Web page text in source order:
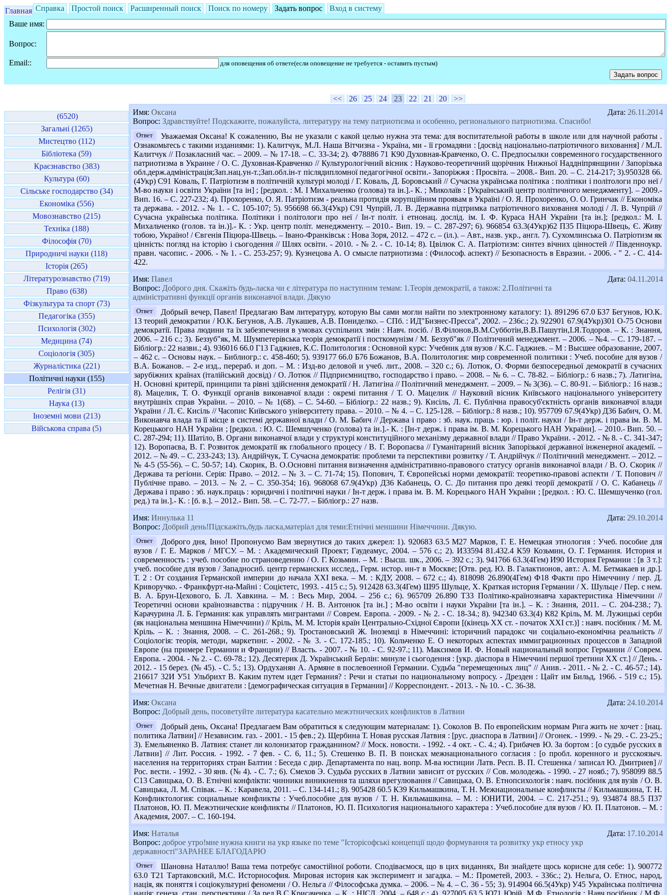
Главная Справка Простой поиск Расширенный поиск Поиск по номеру Задать вопрос
Вход в систему
Ваше имя:
Вопрос:
Email:: для оповещения об ответе(если оповещение не требуется - оставить пустым)
(6520)
Загальні (1265)
Мистецтво (112)
Бібліотека (59)
Краєзнавство (383)
Культура (60)
Сільське господарство (34)
Економіка (556)
Мовознавство (215)
Техніка (188)
Філософія (70)
Природничі науки (118)
Історія (265)
Літературознавство (719)
Право (638)
Фізкультура та спорт (73)
Педагогіка (355)
Психологія (302)
Медицина (74)
Соціологія (305)
Журналістика (221)
Політичні науки (155)
Релігія (31)
Наука (13)
Іноземні мови (213)
Військова справа (5)
<< 26 25 24 23 22 21 20
>>
Дата: 26.11.2014
Имя: Оксана
Вопрос: Здравствуйте! Подскажите, пожалуйста, литературу на тему патриотизма и особенно, регионального патриотизма. Спасибо!
Ответ
Уважаемая Оксана! К сожалению, Вы не указали с какой целью нужна эта тема: для воспитательной работы в школе или для научной работы .
Ознакомьтесь с такими изданиями: 1). Калитчук, М.Л. Наша Вітчизна - Україна, ми - її громадяни : [досвід національно-патріотичного виховання] / М.Л.
Калитчук // Позакласний час. – 2009. – № 17-18. – С. 33-34; 2). Ф78886 71 К90 Духовная-Кравченко, О. С. Предпосылки современного государственного
патриотизма в Украине / О. С. Духовная-Кравченко // Культурологічний вісник : Науково-теоретичний щорічник Нижньої Наддніпрянщини / Запорізька
обл.держ.адміністрація;Зап.нац.ун-т.;Зап.обл.ін-т післядипломної педагогічної освіти.- Запоріжжя : Просвіта. – 2008.- Вип. 20. – С. 214-217; 3).950328 66.
(4Укр) С91 Коваль, Г. Патріотизм в політичній культурі молоді / Г. Коваль, Д. Боровський // Сучасна українська політика : політики і політологи про неї /
М-во науки і освіти України [та ін] ; [редкол. : М. І Михальченко (голова) та ін.].- К. ; Миколаїв : [Український центр політичного менеджменту]. – 2009.-
Вип. 16. – С. 227-232; 4). Прохоренко, О. Я. Патріотизм - реальна протидія корупційним проявам в Україні / О. Я. Прохоренко, О. О. Гринчак // Економіка
та держава. - 2012. - № 1. - С. 105-107; 5). 956698 66.3(4Укр) С91 Чупрій, Л. В. Державна підтримка патріотичного виховання молоді / Л. В. Чупрій //
Сучасна українська політика. Політики і політологи про неї / Ін-т політ. і етнонац. дослід. ім. І. Ф. Кураса НАН України [та ін.]; [редкол.: М. І.
Михальченко (голов. та ін.)].- К. : Укр. центр політ. менеджменту. – 2010.- Вип. 19. – С. 287-297; 6). 966854 63.3(4Укр)62 П35 Піцюра-Швець, Є. Живу
тобою, Україно! / Євгенія Піцюра-Швець. – Івано-Франківськ : Нова Зоря, 2012. – 472 с. – (іл.). – Авт., назв. укр., англ. 7). Сухомлинська О. Патріотизм як
цінність: погляд на історію і сьогодення // Шлях освіти. - 2010. - № 2. - С. 10-14; 8). Цвілюк С. А. Патріотизм: синтез вічних цінностей // Південноукр.
правн. часопис. - 2006. - № 1. - С. 253-257; 9). Кузнецова А. О смысле патриотизма : (Философ. аспект) // Безопасность в Евразии. - 2006. - " 2. - С. 414-
422.
Дата: 04.11.2014
Имя: Павел
Вопрос: Доброго дня. Скажіть будь-ласка чи є література по наступним темам: 1.Теорія демократії, а також: 2.Політичні та
адміністративні функції органів виконавчої влади. Дякую
Ответ
Добрый вечер, Павел! Предлагаю Вам литературу, которую Вы сами могли найти по электронному каталогу: 1). 891296 67.0 Б37 Бегунов, Ю.К.
13 теорий демократии / Ю.К. Бегунов, А.В. Лукашев, А.В. Пониделко. – СПб. : ИД"Бизнес-Пресса", 2002. – 236с.; 2). 922901 67.9(4Укр)301 О-75 Основи
демократії. Права людини та їх забезпечення в умовах суспільних змін : Навч. посіб. / В.Філонов,В.М.Субботін,В.В.Пашутін,І.Я.Тодоров. – К. : Знання,
2006. – 216 с.; 3). Беззуб"як, М. Шумпетерівська теорія демократії і посткомунізм / М. Беззуб"як // Політичний менеджмент. – 2006. – №4. – С. 179-187. –
Бібліогр.: 22 назви.; 4). 936016 66.0 Г13 Гаджиев, К.С. Политология : Основной курс: Учебник для вузов / К.С. Гаджиев. – М : Высшее образование, 2007.
– 462 с. – Основы наук. – Библиогр.: с. 458-460; 5). 939177 66.0 Б76 Божанов, В.А. Политология: мир современной политики : Учеб. пособие для вузов /
В.А. Божанов. – 2-е изд., перераб. и доп. – М. : Изд-во деловой и учеб. лит., 2008. – 320 с.; 6). Лотюк, О. Форми безпосередньої демократії в сучасних
зарубіжних країнах (італійський досвід) / О. Лотюк // Підприємництво, господарство і право. – 2008. – № 6. – С. 78-82. – Бібліогр.: 6 назв.; 7). Латигіна,
Н. Основні критерії, принципи та рівні здійснення демократїї / Н. Латигіна // Політичний менеджмент. – 2009. – № 3(36). – С. 80-91. – Бібліогр.: 16 назв.;
8). Мацелик, Т. О. Функції органів виконавчої влади : окремі питання / Т. О. Мацелик // Науковий вісник Київського національного університету
внутрішніх справ України. – 2010. – № 1(68). – С. 54-60. – Бібліогр.: 22 назв.; 9). Кисіль, Л. Є. Публічна правосуб'єктність органів виконавчої влади
України / Л. Є. Кисіль // Часопис Київського університету права. – 2010. – № 4. – С. 125-128. – Бібліогр.: 8 назв.; 10). 957709 67.9(4Укр) Д36 Бабич, О. М.
Виконавча влада та її місце в системі державної влади / О. М. Бабич // Держава і право : зб. наук. праць : юр. і політ. науки / Ін-т держ. і права ім. В. М.
Корецького НАН України ; [редкол. : Ю. С. Шемшученко (голова) та ін.].- К. : [Ін-т держ. і права ім. В. М. Корецького НАН України]. – 2010.- Вип. 50. –
С. 287-294; 11). Шатіло, В. Органи виконавчої влади у структурі конституційного механізму державної влади // Право України. - 2012. - № 8. - С. 341-347;
12). Воропаєва, В. Г. Розвиток демократії як глобального процесу / В. Г. Воропаєва // Гуманітарний вісник Запорізької державної інженерної академії. –
2012. – № 49. – С. 233-243; 13). Андрійчук, Т. Сучасна демократія: проблеми та перспективи розвитку / Т. Андрійчук // Політичний менеджмент. – 2012. –
№ 4-5 (55-56). – С. 50-57; 14). Скорик, В. О.Основні питання визначення адміністративно-правового статусу органів виконавчої влади / В. О. Скорик //
Держава та регіони. Серія: Право. – 2012. – № 3. – С. 71-74; 15). Попович, Т. Європейські норми демократії: теоретико-правові аспекти / Т. Попович //
Публічне право. – 2013. – № 2. – С. 350-354; 16). 968068 67.9(4Укр) Д36 Кабанець, О. С. До питання про деякі теорії демократії / О. С. Кабанець //
Держава і право : зб. наук.праць : юридичні і політичні науки / Ін-т держ. і права ім. В. М. Корецького НАН України ; [редкол. : Ю. С. Шемшученко (гол.
ред.) та ін.].- К. : [б. в.]. – 2012.- Вип. 58. – С. 72-77. – Бібліогр.: 27 назв.
Дата: 29.10.2014
Имя: Иннулька 11
Вопрос: Добрий день!Підскажіть,будь ласка,матеріал для теми:Етнічні меншини Німеччини. Дякую.
Ответ
Доброго дня, Інно! Пропонуємо Вам звернутися до таких джерел: 1). 920683 63.5 М27 Марков, Г. Е. Немецкая этнология : Учеб. пособие для
вузов / Г. Е. Марков / МГСУ. – М. : Академический Проект; Гаудеамус, 2004. – 576 с.; 2). И33594 81.432.4 К59 Козьмин, О. Г. Германия. История и
современность : учеб. пособие по страноведению / О. Г. Козьмин. – М. : Высш. шк., 2006. – 392 с.; 3). 941766 63.3(4Гем) И90 История Германии : [в 3 т.]:
учеб. пособие для вузов / Западносиб. центр германских исслед., Герм. истор. ин-т в Москве; [Отв. ред. Ю. В. Галактионов, авт.: А. М. Бетмакаев и др.].
Т. 2 : От создания Германской империи до начала XXI века. – М. : КДУ, 2008. – 672 с.; 4). 818098 26.890(4Гем) Ф18 Факти про Німеччину / пер. Д.
Криворучко. - Франкфурт-на-Майні : Соцієтетс, 1993. - 415 с.; 5). 912428 63.3(4Гем) Ш95 Шульце, Х. Краткая история Германии / Х. Шульце / Пер. с нем.
В. А. Брун-Цехового, Б. Л. Хавкина. – М. : Весь Мир, 2004. – 256 с.; 6). 965709 26.890 Т33 Політико-країнознавча характеристика Німеччини //
Теоретичні основи країнознавства : підручник / Н. В. Антонюк [та ін.] ; М-во освіти і науки України [та ін.]. – К. : Знання, 2011. – С. 204-238.; 7).
Карачурина Л. Б. Германия: как управлять мигрантами // Соврем. Европа. - 2009. - № 2. - С. 18-34.; 8). 942340 63.3(4) К82 Кріль, М. М. Лужицькі серби
(як національна меншина Німеччини) // Кріль, М. М. Історія країн Центрально-Східної Європи [(кінець ХХ ст. - початок ХХІ ст.)] : навч. посібник / М. М.
Кріль. – К. : Знання, 2008. – С. 261-268.; 9). Тростановський Ж. Іноземці в Німеччині: історичний парадокс чи соціально-економічна реальність //
Соціологія: теорія, методи, маркетинг. - 2002. - № 3. - С. 172-185.; 10). Кольченко Е. О некоторых аспектах иммиграционных процессов в Западной
Европе (на примере Германии и Франции) // Власть. - 2007. - № 10. - С. 92-97.; 11). Максимов И. Ф. Новый национальный вопрос Германии // Соврем.
Европа. - 2004. - № 2. - С. 69-78.; 12). Десятерик Д. Український Берлін: минуле і сьогодення : [укр. діаспора в Німеччині першої третини ХХ ст.] // День. -
2012. - 15 берез. (№ 45). - С. 5.; 13). Ордуханян А. Армяне в послевоенной Германии. Судьба "перемещенных лиц" // Анив. - 2011. - № 2. - С. 46-57.; 14).
216617 32И У51 Ульбрихт В. Каким путем идет Германия? : Речи и статьи по национальному вопросу. - Дрезден : Цайт им Бильд, 1966. - 519 с.; 15).
Мечетная Н. Вечные двигатели : [демографическая ситуация в Германии] // Корреспондент. - 2013. - № 10. - С. 36-38.
Дата: 24.10.2014
Имя: Оксана
Вопрос: Добрый день, посоветуйте литература касательно межэтнических конфликтов в Латвии
Ответ
Добрый день, Оксана! Предлагаем Вам обратиться к следующим материалам: 1). Соколов В. По европейским нормам Рига жить не хочет : [нац.
политика Латвии] // Независим. газ. - 2001. - 15 фев.; 2). Щербина Т. Новая русская Латвия : [рус. диаспора в Латвии] // Огонек. - 1999. - № 29. - С. 23-25.;
3). Емельяненко В. Латвия: станет ли колонизатор гражданином? // Моск. новости. - 1992. - 4 окт. - С. 4.; 4). Грибачев Ю. За бортом : [о судьбе русских в
Латвии] // Лит. Россия. - 1992. - 7 фев. - С. 6, 11.; 5). Стешенко В. П. В поисках межнационального согласия : [о пробл. коренного и русскоязыч.
населения на территориях стран Балтии : Беседа с дир. Департамента по нац. вопр. М-ва юстиции Латв. Респ. В. П. Стешенка / записал Ю. Дмитриев] //
Рос. вести. - 1992. - 30 янв. (№ 4). - С. 7.; 6). Смехов Э. Судьба русских в Латвии зависит от русских // Сов. молодежь. - 1990. - 27 нояб.; 7). 958099 88.5
С13 Савицька, О. В. Етнічні конфлікти: чинники виникнення та шляхи врегулювання // Савицька, О. В. Етнопсихологія : навч. посібник для вузів / О. В.
Савицька, Л. М. Співак. – К. : Каравела, 2011. – С. 134-141.; 8). 905428 60.5 К39 Кильмашкина, Т. Н. Межнациональные конфликты // Кильмашкина, Т. Н.
Конфликтология: социальные конфликты : Учеб.пособие для вузов / Т. Н. Кильмашкина. – М. : ЮНИТИ, 2004. – С. 217-251.; 9). 934874 88.5 П37
Платонов, Ю. П. Межэтнические конфликты // Платонов, Ю. П. Психология национального характера : Учеб.пособие для вузов / Ю. П. Платонов. – М. :
Академия, 2007. – С. 160-194.
Дата: 17.10.2014
Имя: Наталья
Вопрос: доброе утро!мне нужна книги на укр языке по теме "Історісофські концепції щодо формування та розвитку укр етносу укр
державності"ЗАРАНЕЕ БЛАГОДАРЮ
Ответ
Шановна Наталлю! Ваша тема потребує самостійної роботи. Сподіваємося, що в цих виданнях, Ви знайдете щось корисне для себе: 1). 900772
63.0 Т21 Тартаковский, М.С. Историософия. Мировая история как эксперимент и загадка. – М.: Прометей, 2003. - 336с.; 2). Нельга, О. Етнос, народ,
нація, як поняття і соціокультурні феномени / О. Нельга // Філософська думка. – 2006. – № 4. – С. 36 - 55; 3). 914904 66.5(4Укр) У45 Українська політична
нація: генеза, стан, перспективи / За ред.В.С.Крисаченка. – К. : НІСД, 2004. – 648 с.; 4). 927005 63.5 Ю71 Юрій, М.Ф. Етнологія : Навч.посібник / М.Ф.